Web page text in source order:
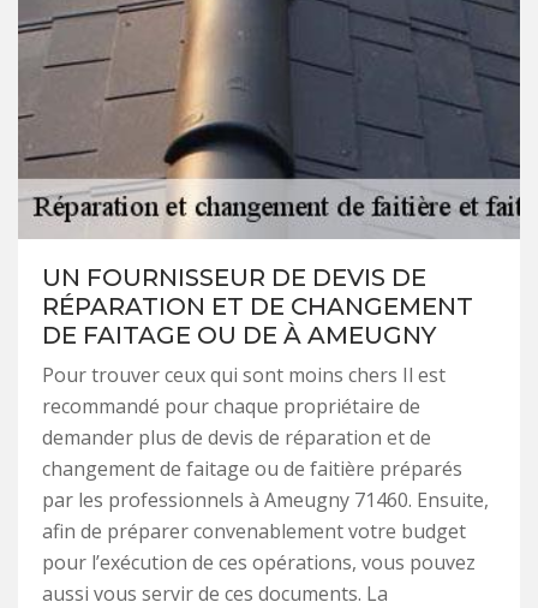
UN FOURNISSEUR DE DEVIS DE
RÉPARATION ET DE CHANGEMENT
DE FAITAGE OU DE À AMEUGNY
Pour trouver ceux qui sont moins chers Il est
recommandé pour chaque propriétaire de
demander plus de devis de réparation et de
changement de faitage ou de faitière préparés
par les professionnels à Ameugny 71460. Ensuite,
afin de préparer convenablement votre budget
pour l’exécution de ces opérations, vous pouvez
aussi vous servir de ces documents. La